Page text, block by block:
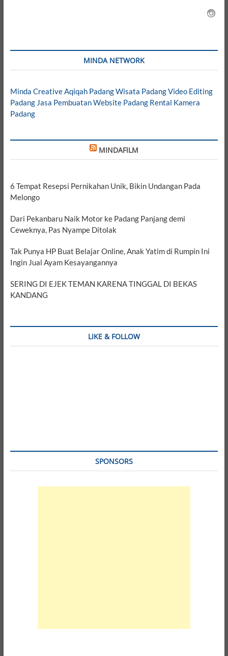
MINDA NETWORK
Minda Creative Aqiqah PadangWisata PadangVideo Editing
Padang Jasa Pembuatan Website Padang Rental Kamera
Padang
MINDAFILM
6 Tempat Resepsi Pernikahan Unik, Bikin Undangan Pada
Melongo
Dari Pekanbaru Naik Motor ke Padang Panjang demi
Ceweknya, Pas Nyampe Ditolak
Tak Punya HP Buat Belajar Online, Anak Yatim di Rumpin Ini
Ingin Jual Ayam Kesayangannya
SERING DI EJEK TEMAN KARENA TINGGAL DI BEKAS
KANDANG
LIKE & FOLLOW
SPONSORS